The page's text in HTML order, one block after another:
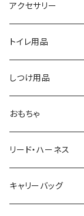
アクセサリー
トイレ用品
しつけ用品
おもちゃ
リード・ハーネス
キャリーバッグ